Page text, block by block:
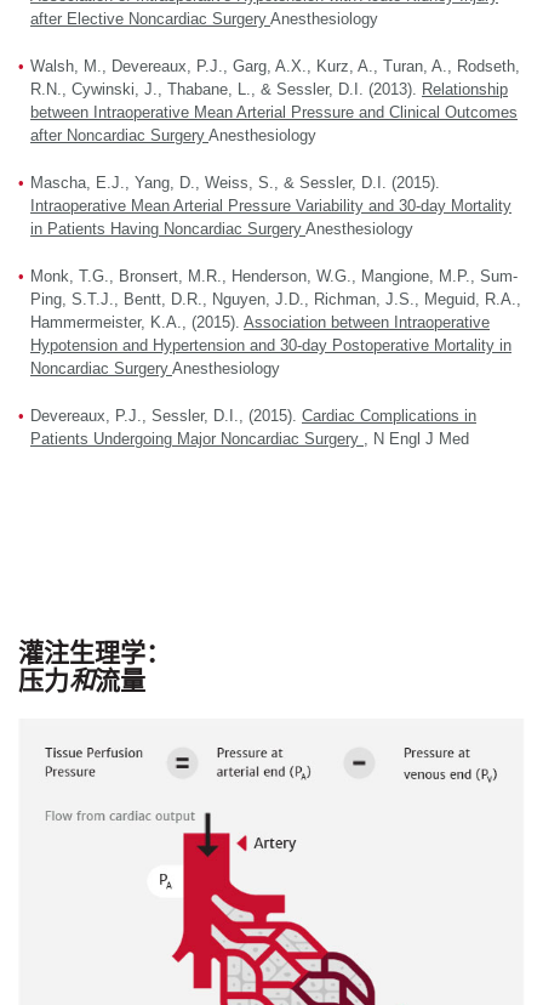
after Elective Noncardiac Surgery Anesthesiology
Walsh, M., Devereaux, P.J., Garg, A.X., Kurz, A., Turan, A., Rodseth,
R.N., Cywinski, J., Thabane, L., & Sessler, D.I. (2013). Relationship
between Intraoperative Mean Arterial Pressure and Clinical Outcomes
after Noncardiac Surgery Anesthesiology
Mascha, E.J., Yang, D., Weiss, S., & Sessler, D.I. (2015).
Intraoperative Mean Arterial Pressure Variability and 30-day Mortality
in Patients Having Noncardiac Surgery Anesthesiology
Monk, T.G., Bronsert, M.R., Henderson, W.G., Mangione, M.P., Sum-
Ping, S.T.J., Bentt, D.R., Nguyen, J.D., Richman, J.S., Meguid, R.A.,
Hammermeister, K.A., (2015). Association between Intraoperative
Hypotension and Hypertension and 30-day Postoperative Mortality in
Noncardiac Surgery Anesthesiology
Devereaux, P.J., Sessler, D.I., (2015). Cardiac Complications in
Patients Undergoing Major Noncardiac Surgery
, N Engl J Med
灌注生理学：
压力和流量